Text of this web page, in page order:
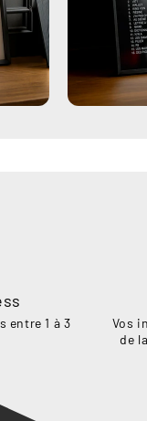
entre 1 à 3
Vos
de